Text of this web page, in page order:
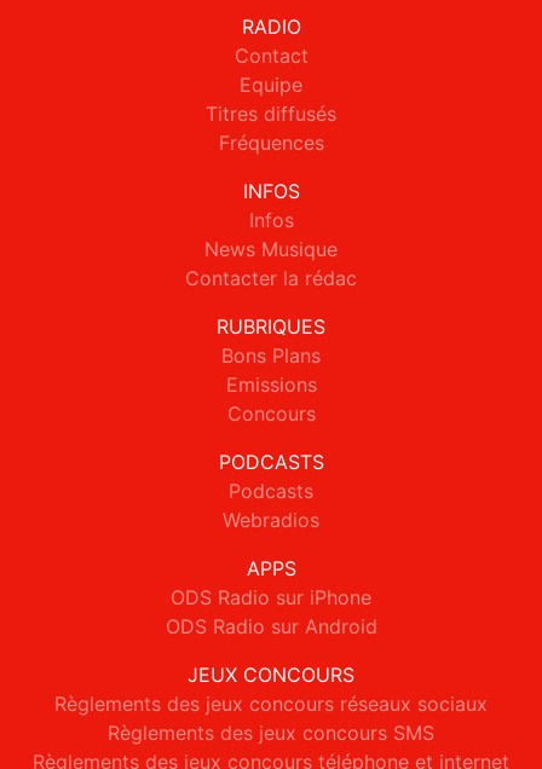
RADIO
Contact
Equipe
Titres diffusés
Fréquences
INFOS
Infos
News Musique
Contacter la rédac
RUBRIQUES
Bons Plans
Emissions
Concours
PODCASTS
Podcasts
Webradios
APPS
ODS Radio sur iPhone
ODS Radio sur Android
JEUX CONCOURS
Règlements des jeux concours réseaux sociaux
Règlements des jeux concours SMS
Règlements des jeux concours téléphone et internet